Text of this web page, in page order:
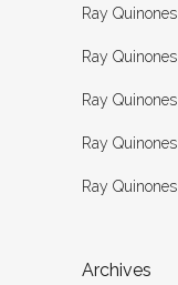
Ray Quinones
Ray Quinones
Ray Quinones
Ray Quinones
Ray Quinones
Archives